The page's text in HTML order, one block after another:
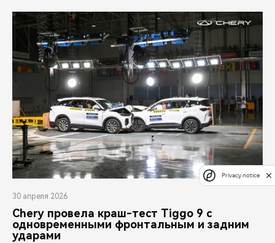
30 апреля 2026
Chery провела краш-тест Tiggo 9 с
одновременными фронтальным и задним
ударами
Privacy notice